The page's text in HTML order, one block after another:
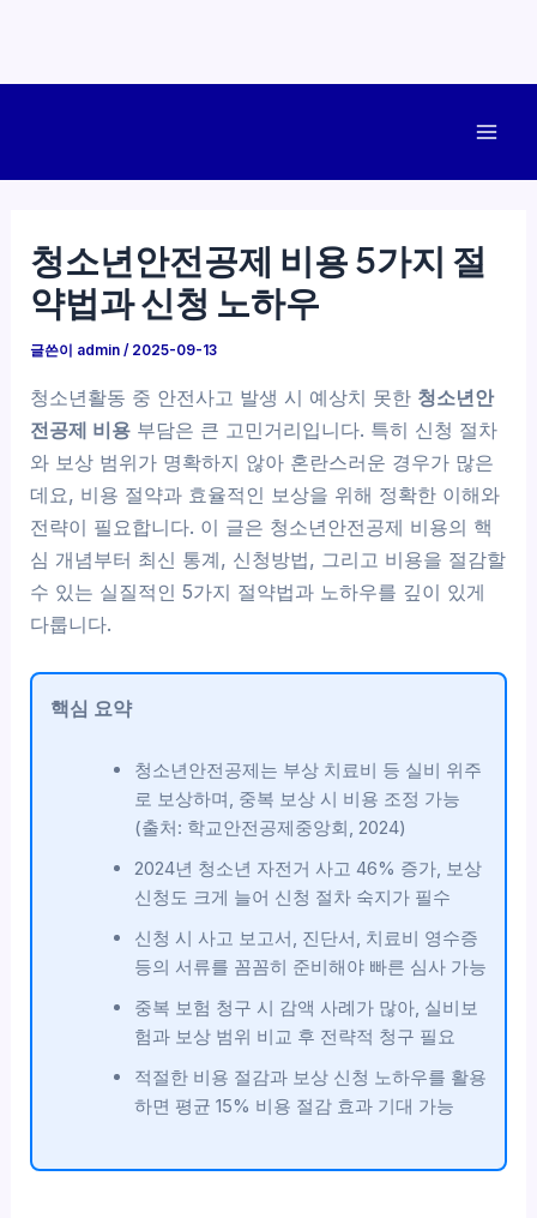
청소년안전공제 비용 5가지 절
약법과 신청 노하우
글쓴이 admin/ 2025-09-13
청소년활동 중 안전사고 발생 시 예상치 못한 청소년안
전공제 비용 부담은 큰 고민거리입니다. 특히 신청 절차
와 보상 범위가 명확하지 않아 혼란스러운 경우가 많은
데요, 비용 절약과 효율적인 보상을 위해 정확한 이해와
전략이 필요합니다. 이 글은 청소년안전공제 비용의 핵
심 개념부터 최신 통계, 신청방법, 그리고 비용을 절감할
수 있는 실질적인 5가지 절약법과 노하우를 깊이 있게
다룹니다.
핵심 요약
청소년안전공제는 부상 치료비 등 실비 위주
로 보상하며, 중복 보상 시 비용 조정 가능
(출처: 학교안전공제중앙회, 2024)
2024년 청소년 자전거 사고 46% 증가, 보상
신청도 크게 늘어 신청 절차 숙지가 필수
신청 시 사고 보고서, 진단서, 치료비 영수증
등의 서류를 꼼꼼히 준비해야 빠른 심사 가능
중복 보험 청구 시 감액 사례가 많아, 실비보
험과 보상 범위 비교 후 전략적 청구 필요
적절한 비용 절감과 보상 신청 노하우를 활용
하면 평균 15% 비용 절감 효과 기대 가능